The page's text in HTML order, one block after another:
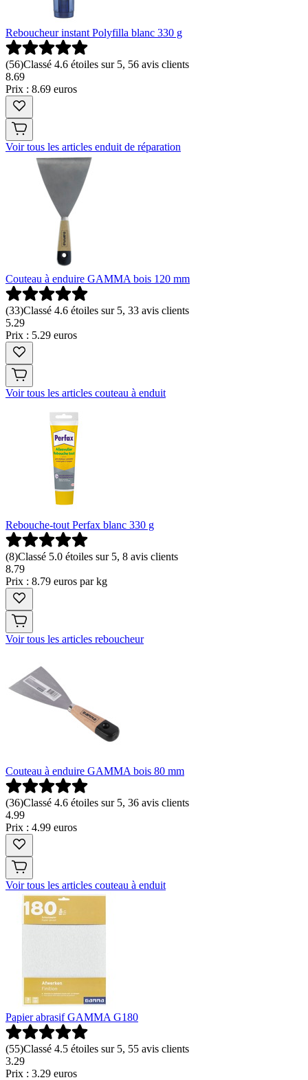
Reboucheur instant Polyfilla blanc 330 g
(56)Classé 4.6 étoiles sur 5, 56 avis clients
8.69
Prix : 8.69 euros
Voir tous les articles enduit de réparation
Couteau à enduire GAMMA bois 120 mm
(33)Classé 4.6 étoiles sur 5, 33 avis clients
5.29
Prix : 5.29 euros
Voir tous les articles couteau à enduit
Rebouche-tout Perfax blanc 330 g
(8)Classé 5.0 étoiles sur 5, 8 avis clients
8.79
Prix : 8.79 euros par kg
Voir tous les articles reboucheur
Couteau à enduire GAMMA bois 80 mm
(36)Classé 4.6 étoiles sur 5, 36 avis clients
4.99
Prix : 4.99 euros
Voir tous les articles couteau à enduit
Papier abrasif GAMMA G180
(55)Classé 4.5 étoiles sur 5, 55 avis clients
3.29
Prix : 3.29 euros